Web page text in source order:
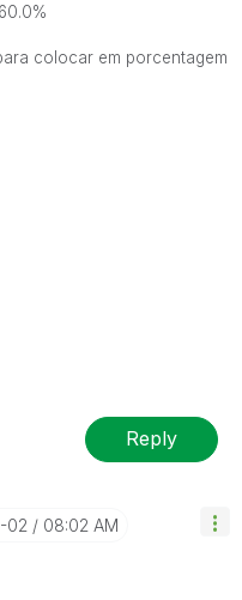
colocar em porcentagem
Reply
02 08:02 AM